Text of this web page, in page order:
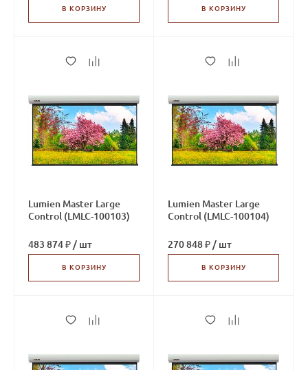
В КОРЗИНУ В КОРЗИНУ
Lumien Master Large
Control (LMLC-100103)
483 874 ₽ / шт
В КОРЗИНУ
Lumien Master Large
Control (LMLC-100104)
270 848 ₽ / шт
В КОРЗИНУ